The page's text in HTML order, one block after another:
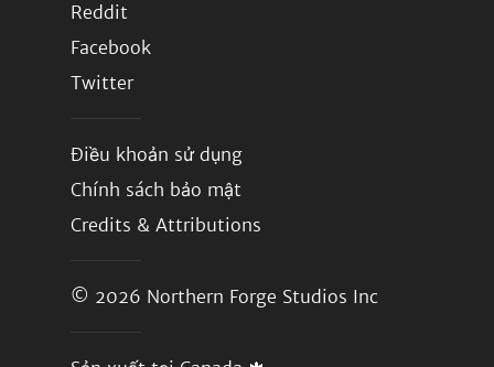
Reddit
Facebook
Twitter
Điều khoản sử dụng
Chính sách bảo mật
Credits & Attributions
© 2026 Northern Forge Studios Inc